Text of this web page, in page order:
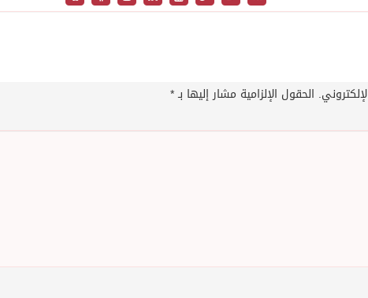
الحقول الإلزامية مشار إليها بـ*